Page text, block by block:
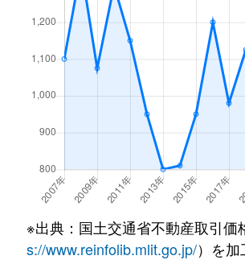
※出典：国土交通省不動産取引価
s://www.reinfolib.mlit.go.jp/）を加